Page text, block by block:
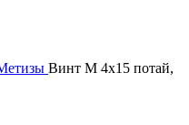
Винт М 4х15 потай,